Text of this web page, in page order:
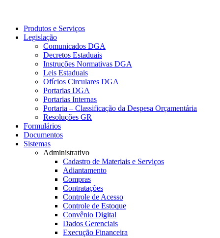
Produtos e Serviços
Legislação
Comunicados DGA
Decretos Estaduais
Instruções Normativas DGA
Leis Estaduais
Ofícios Circulares DGA
Portarias DGA
Portarias Internas
Portaria – Classificação da Despesa Orçamentária
Resoluções GR
Formulários
Documentos
Sistemas
Administrativo
Cadastro de Materiais e Serviços
Adiantamento
Compras
Contratações
Controle de Acesso
Controle de Estoque
Convênio Digital
Dados Gerenciais
Execução Financeira